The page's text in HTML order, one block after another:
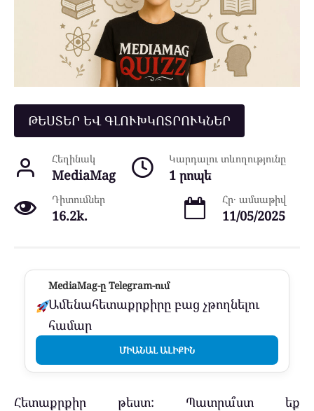
ԹԵՍՏԵՐ ԵՎ ԳԼՈՒԽԿՈՏՐՈՒԿՆԵՐ
Հեղինակ
MediaMag
Կարդալու տևողությունը
1 րոպե
Դիտումներ
16.2k.
Հր․ ամսաթիվ
11/05/2025
MediaMag-ը Telegram-ում
Ամենահետաքրքիրը բաց չթողնելու
համար
ՄԻԱՆԱԼ ԱԼԻՔԻՆ
Հետաքրքիր թեստ: Պատրա՞ստ եք